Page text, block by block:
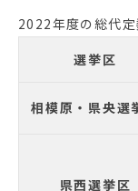
2022年度の総代定
選挙区
相模原・県央選
県西選挙区